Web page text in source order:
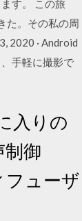
す。 この旅
た。その私の周
2020 · Android
手軽に撮影で
入りの
御
フューザ